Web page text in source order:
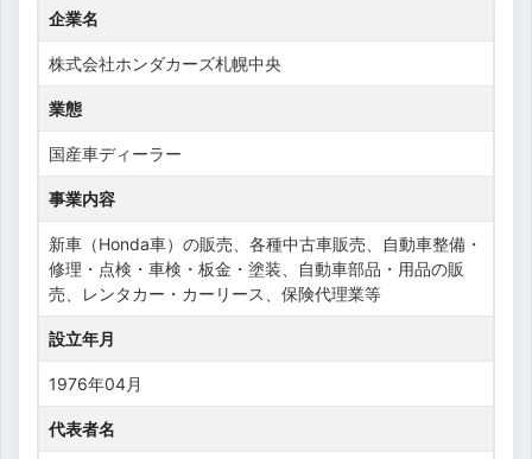
企業名
株式会社ホンダカーズ札幌中央
業態
国産車ディーラー
事業内容
新車（Honda車）の販売、各種中古車販売、自動車整備・
修理・点検・車検・板金・塗装、自動車部品・用品の販
売、レンタカー・カーリース、保険代理業等
設立年月
1976年04月
代表者名